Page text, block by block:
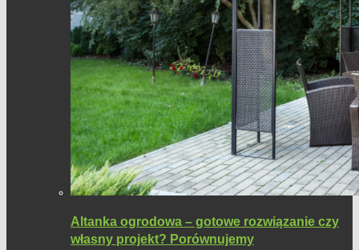
Altanka ogrodowa – gotowe rozwiązanie czy
własny projekt? Porównujemy